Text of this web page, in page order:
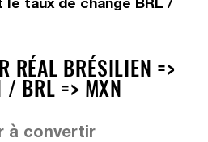
RÉAL BRÉSILIEN =>
/ BRL => MXN